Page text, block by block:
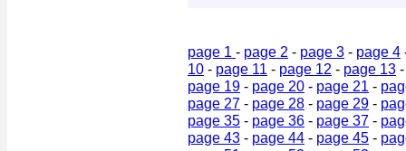
page 1 - page 2 - page 3 - page 4
10 - page 11 - page 12 - page 13
page 19 - page 20 - page 21 -
page 27 - page 28 - page 29 -
page 35 - page 36 - page 37 -
page 43 - page 44 - page 45 -